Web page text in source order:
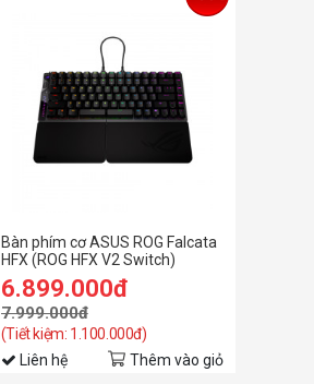
Bàn phím cơ ASUS ROG Falcata
HFX (ROG HFX V2 Switch)
6.899.000đ
7.999.000đ
(Tiết kiệm: 1.100.000đ)
Liên hệ Thêm vào giỏ